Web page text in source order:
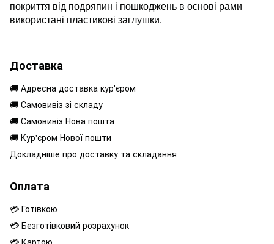
покриття від подряпин і пошкоджень в основі рами
використані пластикові заглушки.
Доставка
🚚 Адресна доставка кур'єром
🚚 Самовивіз зі складу
🚚 Самовивіз Нова пошта
🚚 Кур'єром Нової пошти
Докладніше про доставку та складання
Оплата
💳 Готівкою
💳 Безготівковий розрахунок
💳 Картою